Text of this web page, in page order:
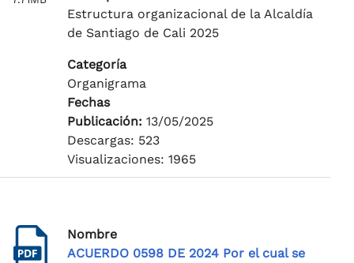
Estructura organizacional de la Alcaldía
de Santiago de Cali 2025
Categoría
Organigrama
Fechas
Publicación: 13/05/2025
Descargas: 523
Visualizaciones: 1965
Nombre
ACUERDO 0598 DE 2024 Por el cual se